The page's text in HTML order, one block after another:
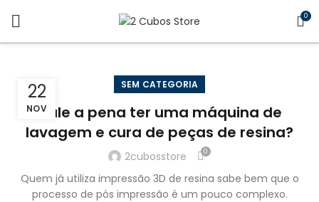
0
22
NOV
SEM CATEGORIA
Vale a pena ter uma máquina de
lavagem e cura de peças de resina?
2cubosstore 0
Quem já utiliza impressão 3D de resina sabe bem que o
processo de pós impressão é um pouco complexo.